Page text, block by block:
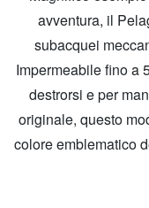
avventura, il
subacquei
Impermeabile fino a
destrorsi e per
originale, questo
colore emblematico